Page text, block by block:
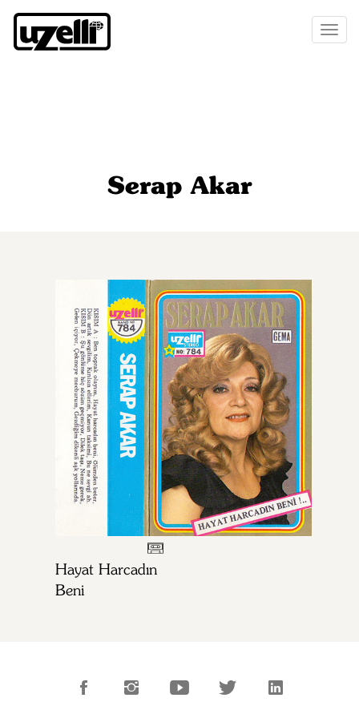
Serap Akar
Hayat Harcadın
Beni